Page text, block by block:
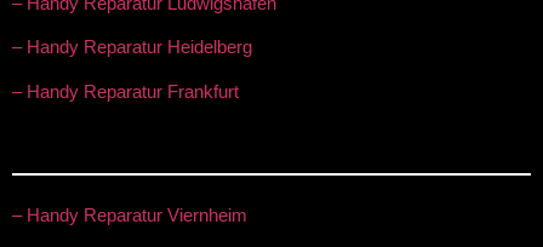
– Handy Reparatur Heidelberg
– Handy Reparatur Frankfurt
– Handy Reparatur Viernheim